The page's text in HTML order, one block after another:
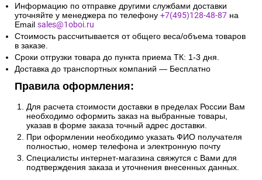
Информацию по отправке другими службами доставки
уточняйте у менеджера по телефону +7(495)128-48-87 на
Email sales@1oboi.ru
Стоимость рассчитывается от общего веса/объема товаров
в заказе.
Сроки отгрузки товара до пункта приема ТК: 1-3 дня.
Доставка до транспортных компаний — Бесплатно
Правила оформления:
Для расчета стоимости доставки в пределах России Вам
необходимо оформить заказ на выбранные товары,
указав в форме заказа точный адрес доставки.
При оформлении необходимо указать ФИО получателя
полностью, номер телефона и электронную почту
Специалисты интернет-магазина свяжутся с Вами для
подтверждения заказа и уточнения внесенных данных.